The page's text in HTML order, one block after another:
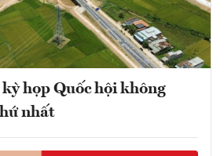
họp Quốc hội không
nhất